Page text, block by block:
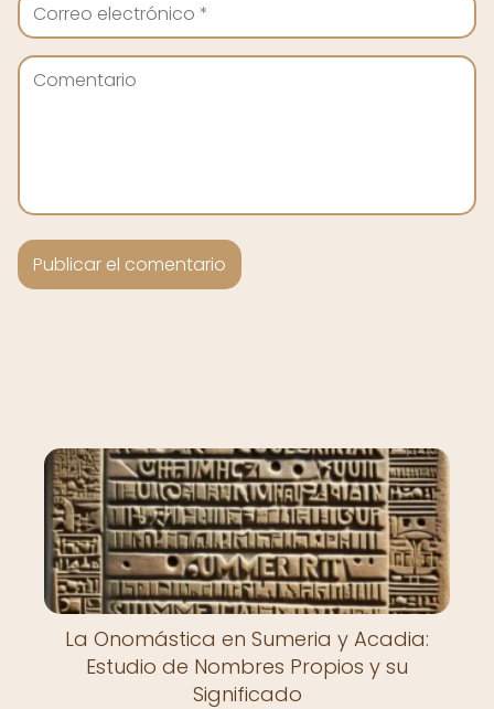
La Onomástica en Sumeria y Acadia:
Estudio de Nombres Propios y su
Significado